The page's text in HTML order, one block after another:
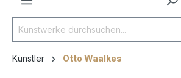
Künstler Otto Waalkes